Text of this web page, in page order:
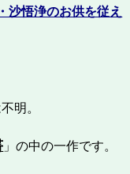
沙悟浄のお供を従え
明。
」の中の一作です。